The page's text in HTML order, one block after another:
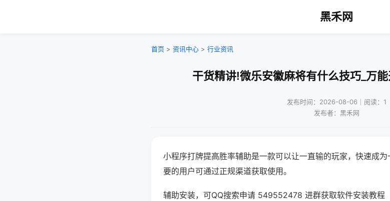
黑禾网
首页 > 资讯中心 > 行业资讯
干货精讲!微乐安徽麻将有什么技巧_万
发布时间：2026-08-06｜阅读：1
发布者：黑禾网
小程序打牌提高胜率辅助是一款可以让一直输的玩家，快速成为
要的用户可通过正规渠道获取使用。
辅助安装，可QQ搜索申请 549552478 进群获取软件安装教程